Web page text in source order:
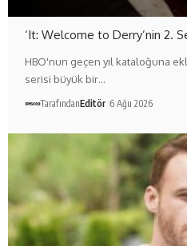
‘It: Welcome to Derry’nin 2.
HBO'nun geçen yıl kataloğuna
serisi büyük bir…
TarafındanEditör 6 Ağu 2026